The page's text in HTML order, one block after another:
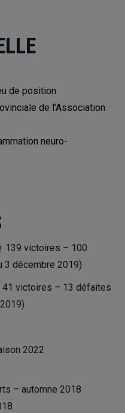
de position
de l’Association
neuro-
139 victoires – 100
3 décembre 2019)
41 victoires – 13 défaites
2022
– automne 2018